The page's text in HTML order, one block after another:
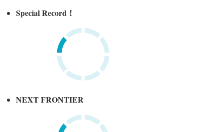
Special Record！
NEXT FRONTIER